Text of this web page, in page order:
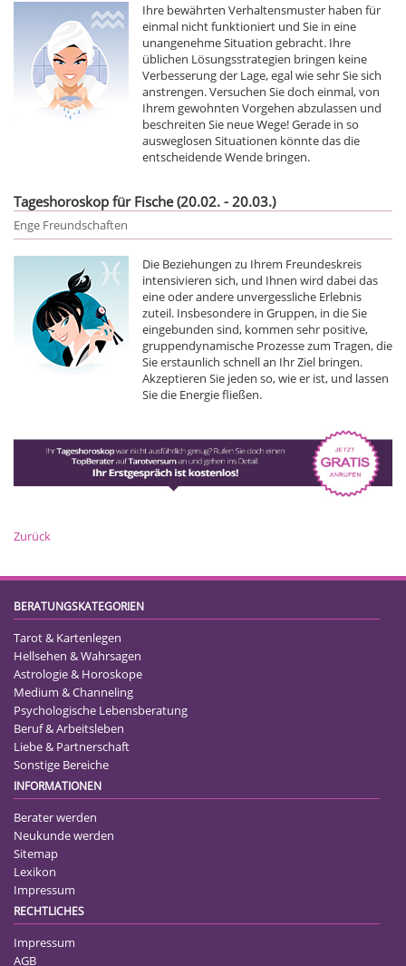
Ihre bewährten Verhaltensmuster haben für
einmal nicht funktioniert und Sie in eine
unangenehme Situation gebracht. Ihre
üblichen Lösungsstrategien bringen keine
Verbesserung der Lage, egal wie sehr Sie sich
anstrengen. Versuchen Sie doch einmal, von
Ihrem gewohnten Vorgehen abzulassen und
beschreiten Sie neue Wege! Gerade in so
ausweglosen Situationen könnte das die
entscheidende Wende bringen.
Tageshoroskop für Fische (20.02. - 20.03.)
Enge Freundschaften
Die Beziehungen zu Ihrem Freundeskreis
intensivieren sich, und Ihnen wird dabei das
eine oder andere unvergessliche Erlebnis
zuteil. Insbesondere in Gruppen, in die Sie
eingebunden sind, kommen sehr positive,
gruppendynamische Prozesse zum Tragen, die
Sie erstaunlich schnell an Ihr Ziel bringen.
Akzeptieren Sie jeden so, wie er ist, und lassen
Sie die Energie fließen.
Zurück
BERATUNGSKATEGORIEN
Tarot & Kartenlegen
Hellsehen & Wahrsagen
Astrologie & Horoskope
Medium & Channeling
Psychologische Lebensberatung
Beruf & Arbeitsleben
Liebe & Partnerschaft
Sonstige Bereiche
INFORMATIONEN
Berater werden
Neukunde werden
Sitemap
Lexikon
Impressum
RECHTLICHES
Impressum
AGB